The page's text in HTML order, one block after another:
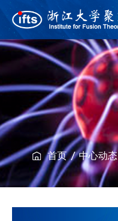
首页 中心动态